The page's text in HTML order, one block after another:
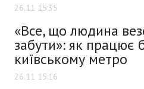
26.11 15:35
«Все, що людина
забути»: як працює
київському метро
26.11 15:16